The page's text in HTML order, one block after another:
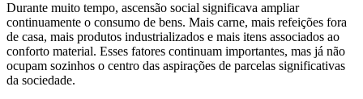
Durante muito tempo, ascensão social significava ampliar
continuamente o consumo de bens. Mais carne, mais refeições fora
de casa, mais produtos industrializados e mais itens associados ao
conforto material. Esses fatores continuam importantes, mas já não
ocupam sozinhos o centro das aspirações de parcelas significativas
da sociedade.